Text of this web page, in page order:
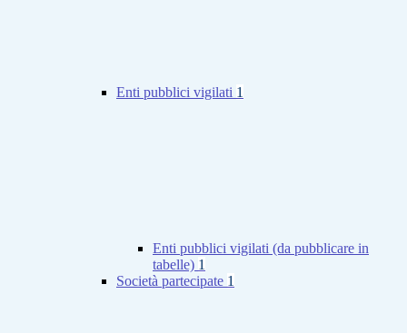
Enti pubblici vigilati 1
Enti pubblici vigilati (da pubblicare in
tabelle) 1
Società partecipate 1